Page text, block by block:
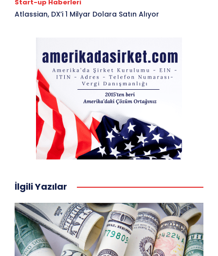
Start-up Haberleri
Atlassian, DX’i 1 Milyar Dolara Satın Alıyor
İlgili Yazılar